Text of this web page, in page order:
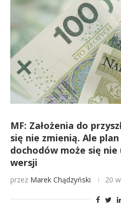
MF: Założenia do
się nie zmienią. Ale
dochodów może się
wersji
przez Marek Chądzyński 20